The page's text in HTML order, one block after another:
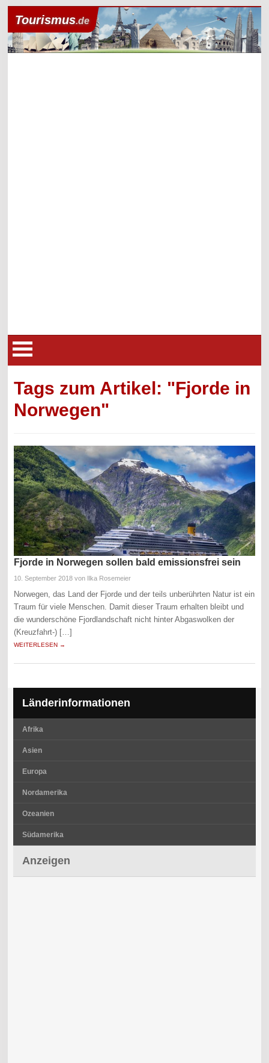
Tourismus.de
Tags zum Artikel: "Fjorde in
Norwegen"
Fjorde in Norwegen sollen bald emissionsfrei sein
10. September 2018 von Ilka Rosemeier
Norwegen, das Land der Fjorde und der teils unberührten Natur ist ein
Traum für viele Menschen. Damit dieser Traum erhalten bleibt und
die wunderschöne Fjordlandschaft nicht hinter Abgaswolken der
(Kreuzfahrt-) […]
WEITERLESEN →
Länderinformationen
Afrika
Asien
Europa
Nordamerika
Ozeanien
Südamerika
Anzeigen